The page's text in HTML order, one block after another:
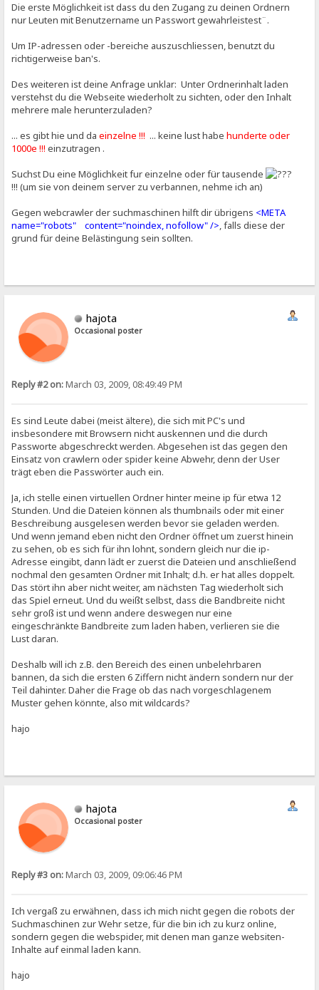
Die erste Möglichkeit ist dass du den Zugang zu deinen Ordnern
nur Leuten mit Benutzername un Passwort gewahrleistest¨.
Um IP-adressen oder -bereiche auszuschliessen, benutzt du
richtigerweise ban's.
Des weiteren ist deine Anfrage unklar: Unter Ordnerinhalt laden
verstehst du die Webseite wiederholt zu sichten, oder den Inhalt
mehrere male herunterzuladen?
... es gibt hie und daeinzelne !!! ... keine lust habehunderte oder
1000e !!! einzutragen .
Suchst Du eine Möglichkeit fur einzelne oder für tausende
!!! (um sie von deinem server zu verbannen, nehme ich an)
Gegen webcrawler der suchmaschinen hilft dir übrigens <META
name="robots" content="noindex, nofollow" />, falls diese der
grund für deine Belästingung sein sollten.
hajota
Occasional poster
Reply #2 on:March 03, 2009, 08:49:49 PM
Es sind Leute dabei (meist ältere), die sich mit PC's und
insbesondere mit Browsern nicht auskennen und die durch
Passworte abgeschreckt werden. Abgesehen ist das gegen den
Einsatz von crawlern oder spider keine Abwehr, denn der User
trägt eben die Passwörter auch ein.
Ja, ich stelle einen virtuellen Ordner hinter meine ip für etwa 12
Stunden. Und die Dateien können als thumbnails oder mit einer
Beschreibung ausgelesen werden bevor sie geladen werden.
Und wenn jemand eben nicht den Ordner öffnet um zuerst hinein
zu sehen, ob es sich für ihn lohnt, sondern gleich nur die ip-
Adresse eingibt, dann lädt er zuerst die Dateien und anschließend
nochmal den gesamten Ordner mit Inhalt; d.h. er hat alles doppelt.
Das stört ihn aber nicht weiter, am nächsten Tag wiederholt sich
das Spiel erneut. Und du weißt selbst, dass die Bandbreite nicht
sehr groß ist und wenn andere deswegen nur eine
eingeschränkte Bandbreite zum laden haben, verlieren sie die
Lust daran.
Deshalb will ich z.B. den Bereich des einen unbelehrbaren
bannen, da sich die ersten 6 Ziffern nicht ändern sondern nur der
Teil dahinter. Daher die Frage ob das nach vorgeschlagenem
Muster gehen könnte, also mit wildcards?
hajo
hajota
Occasional poster
Reply #3 on:March 03, 2009, 09:06:46 PM
Ich vergaß zu erwähnen, dass ich mich nicht gegen die robots der
Suchmaschinen zur Wehr setze, für die bin ich zu kurz online,
sondern gegen die webspider, mit denen man ganze websiten-
Inhalte auf einmal laden kann.
hajo